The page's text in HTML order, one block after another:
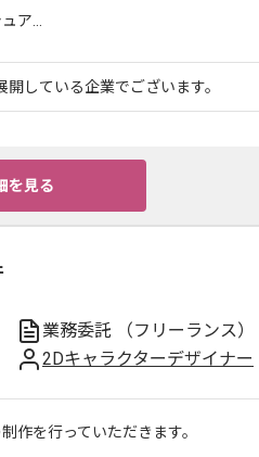
ア...
している企業でございます。
を見る
業務委託
（フリーランス）
2Dキャラクターデザイナー
作を行っていただきます。